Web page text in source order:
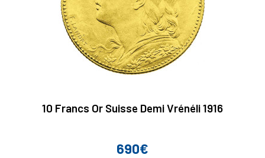
10 Francs Or Suisse Demi Vrénéli 1916
Prix
690€